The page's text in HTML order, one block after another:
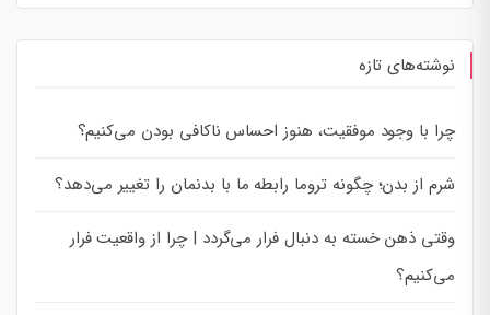
نوشته‌های تازه
چرا با وجود موفقیت، هنوز احساس ناکافی بودن می‌کنیم؟
شرم از بدن؛ چگونه تروما رابطه ما با بدنمان را تغییر می‌دهد؟
وقتی ذهن خسته به دنبال فرار می‌گردد | چرا از واقعیت فرار
می‌کنیم؟